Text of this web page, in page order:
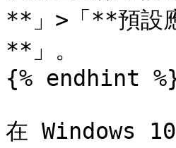
**」>「**預設
**」。
{% endhint
在 Windows